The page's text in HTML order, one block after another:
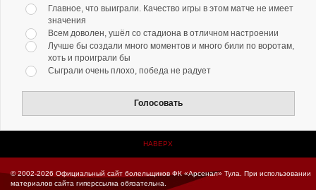
Главное, что выиграли. Качество игры в этом матче не имеет
значения
Всем доволен, ушёл со стадиона в отличном настроении
Лучше бы создали много моментов и много били по воротам,
хоть и проиграли бы
Сыграли очень плохо, победа не радует
Голосовать
НАВЕРХ
© 2002-2026 Официальный сайт болельщиков ФК «Арсенал» Тула.
При использовании
материалов сайта гиперссылка обязательна.